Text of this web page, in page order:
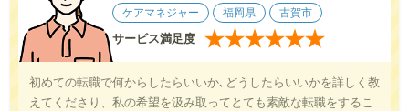
ケアマネジャー 福岡県 古賀市
サービス満足度 ★★★★★★
初めての転職で何からしたらいいか､どうしたらいいかを詳しく教
えてくださり、私の希望を汲み取ってとても素敵な転職をするこ